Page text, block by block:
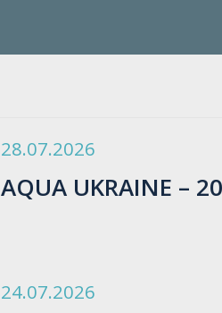
28.07.2026
AQUA UKRAINE –
24.07.2026